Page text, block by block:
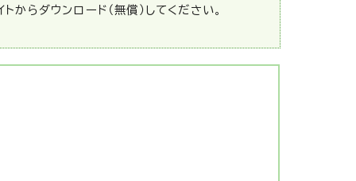
らダウンロード（無償）してください。